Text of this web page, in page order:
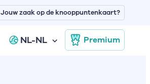
NL-NL Premium
Jouw zaak op de knooppuntenkaart?